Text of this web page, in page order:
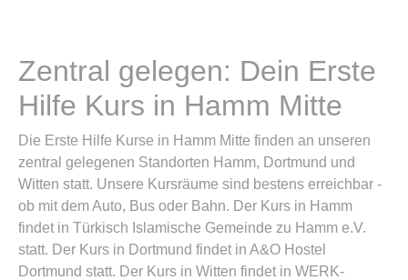
Zentral gelegen: Dein Erste
Hilfe Kurs in Hamm Mitte
Die Erste Hilfe Kurse in Hamm Mitte finden an unseren
zentral gelegenen Standorten Hamm, Dortmund und
Witten statt. Unsere Kursräume sind bestens erreichbar -
ob mit dem Auto, Bus oder Bahn. Der Kurs in Hamm
findet in Türkisch Islamische Gemeinde zu Hamm e.V.
statt. Der Kurs in Dortmund findet in A&O Hostel
Dortmund statt. Der Kurs in Witten findet in WERK-